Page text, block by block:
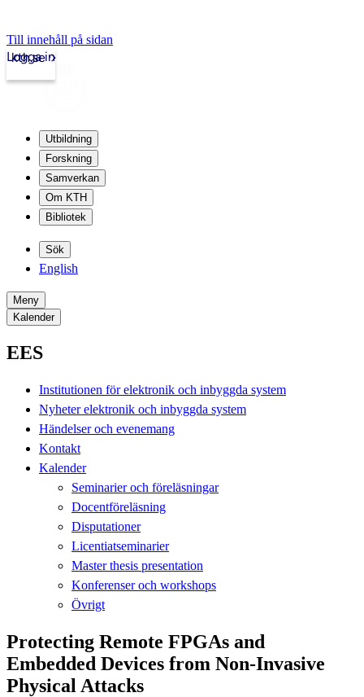
Till innehåll på sidan
kth.se
Logga in
Utbildning
Forskning
Samverkan
Om KTH
Bibliotek
Sök
English
Meny
Kalender
EES
Institutionen för elektronik och inbyggda system
Nyheter elektronik och inbyggda system
Händelser och evenemang
Kontakt
Kalender
Seminarier och föreläsningar
Docentföreläsning
Disputationer
Licentiatseminarier
Master thesis presentation
Konferenser och workshops
Övrigt
Protecting Remote FPGAs and
Embedded Devices from Non-Invasive
Physical Attacks